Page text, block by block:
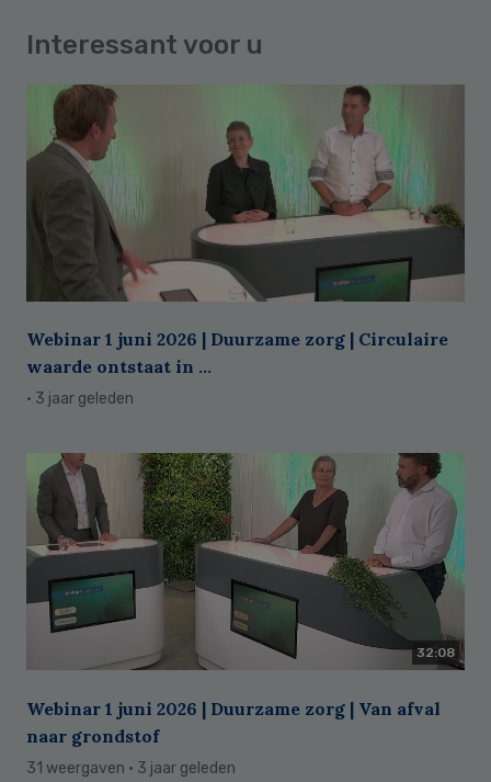
Interessant voor u
Webinar 1 juni 2026 | Duurzame zorg | Circulaire
waarde ontstaat in ...
· 3 jaar geleden
32:08
Webinar 1 juni 2026 | Duurzame zorg | Van afval
naar grondstof
31 weergaven · 3 jaar geleden